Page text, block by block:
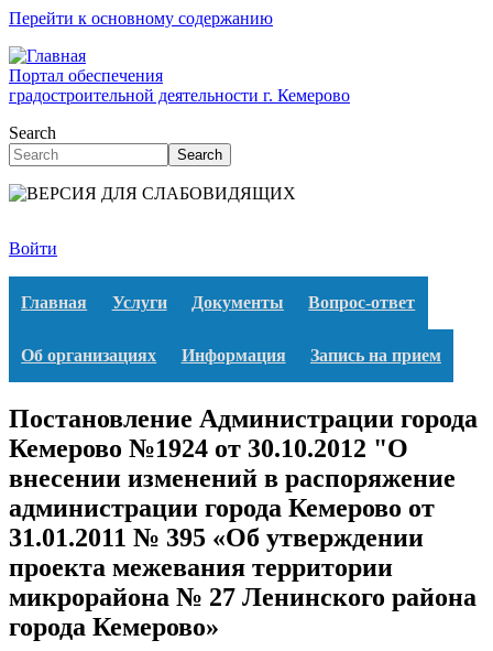
Перейти к основному содержанию
Портал обеспечения
градостроительной деятельности г. Кемерово
Search
Search
Войти
Главная Услуги Документы Вопрос-ответ
Об организациях Информация Запись на прием
Постановление Администрации города
Кемерово №1924 от 30.10.2012 "О
внесении изменений в распоряжение
администрации города Кемерово от
31.01.2011 № 395 «Об утверждении
проекта межевания территории
микрорайона № 27 Ленинского района
города Кемерово»